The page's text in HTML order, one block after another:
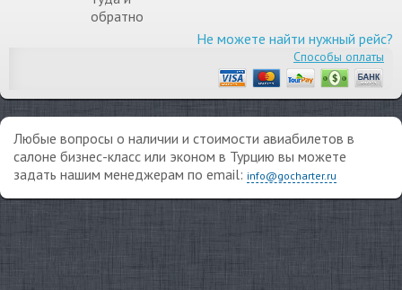
обратно
Не можете найти нужный рейс?
Способы оплаты
Любые вопросы о наличии и стоимости авиабилетов в
салоне бизнес-класс или эконом в Турцию вы можете
задать нашим менеджерам по email: info@gocharter.ru